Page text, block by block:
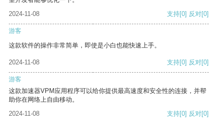
2024-11-08
支持[0] 反对[0]
游客
这款软件的操作非常简单，即使是小白也能快速上手。
2024-11-08 支持[0] 反对[0]
游客
这款加速器VPM应用程序可以给你提供最高速度和安全性的连接，并帮
助你在网络上自由移动。
2024-11-08
支持[0] 反对[0]